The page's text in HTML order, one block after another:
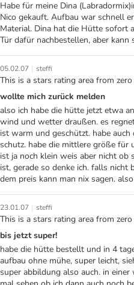
Habe für meine Dina
Nico gekauft. Aufbau war schnell
Material. Dina hat die Hütte sofort
Tür dafür nachbestellen, aber kann
05.02.07 | steffi
This is a stars rating area from
wollte mich zurück melden
also ich habe die hütte jetzt etwa
wind und wetter draußen. es
ist warm und geschützt. habe
schutz. habe die mittlere größe für
ist ja noch klein weis aber nicht ob
ist, gerade so denke ich. falls nicht
dem preis kann man nix sagen.
23.01.07 | steffi
This is a stars rating area from
bis jetzt super!
habe die hütte bestellt und in 4
aufbau ohne mühe, super leicht,
super abbildung also auch. in